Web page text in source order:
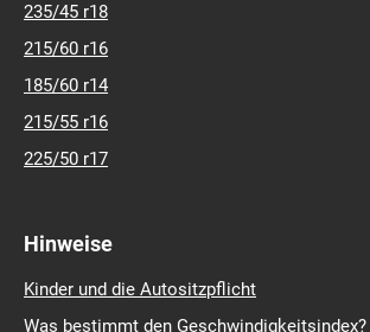
235/45 r18
215/60 r16
185/60 r14
215/55 r16
225/50 r17
Hinweise
Kinder und die Autositzpflicht
Was bestimmt den Geschwindigkeitsindex?